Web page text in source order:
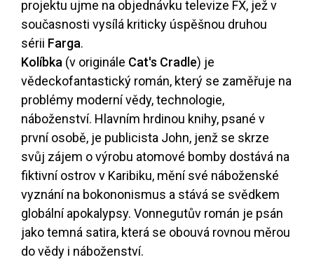
projektu ujme na objednávku televize FX, jež v
současnosti vysílá kriticky úspěšnou druhou
sérii Farga.
Kolíbka (v originále Cat's Cradle) je
vědeckofantastický román, který se zaměřuje na
problémy moderní vědy, technologie,
náboženství. Hlavním hrdinou knihy, psané v
první osobě, je publicista John, jenž se skrze
svůj zájem o výrobu atomové bomby dostává na
fiktivní ostrov v Karibiku, mění své náboženské
vyznání na bokononismus a stává se svědkem
globální apokalypsy. Vonnegutův román je psán
jako temná satira, která se obouvá rovnou měrou
do vědy i náboženství.